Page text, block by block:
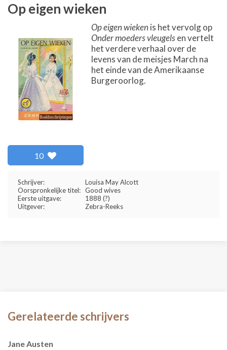
Op eigen wieken
10
Op eigen wieken is het vervolg op
Onder moeders vleugelsen vertelt
het verdere verhaal over de
levens van de meisjes March na
het einde van de Amerikaanse
Burgeroorlog.
Schrijver:
Louisa May Alcott
Oorspronkelijke titel: Good wives
Eerste uitgave:
1888 (?)
Uitgever:
Zebra-Reeks
Gerelateerde schrijvers
Jane Austen